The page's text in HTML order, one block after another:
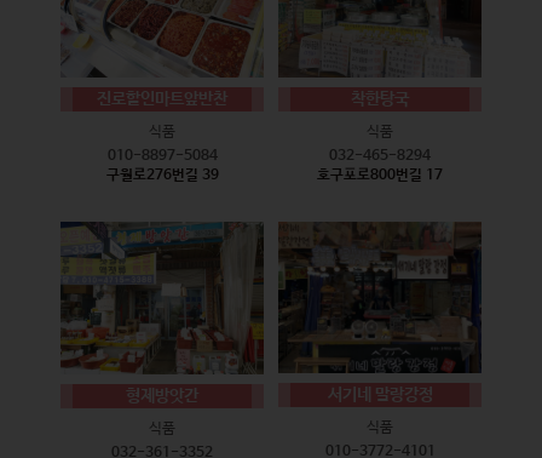
진로할인마트앞반찬
식품
010-8897-5084
구월로276번길 39
착한탕국
식품
032-465-8294
호구포로800번길 17
형제방앗간
식품
032-361-3352
서기네 말랑강정
식품
010-3772-4101